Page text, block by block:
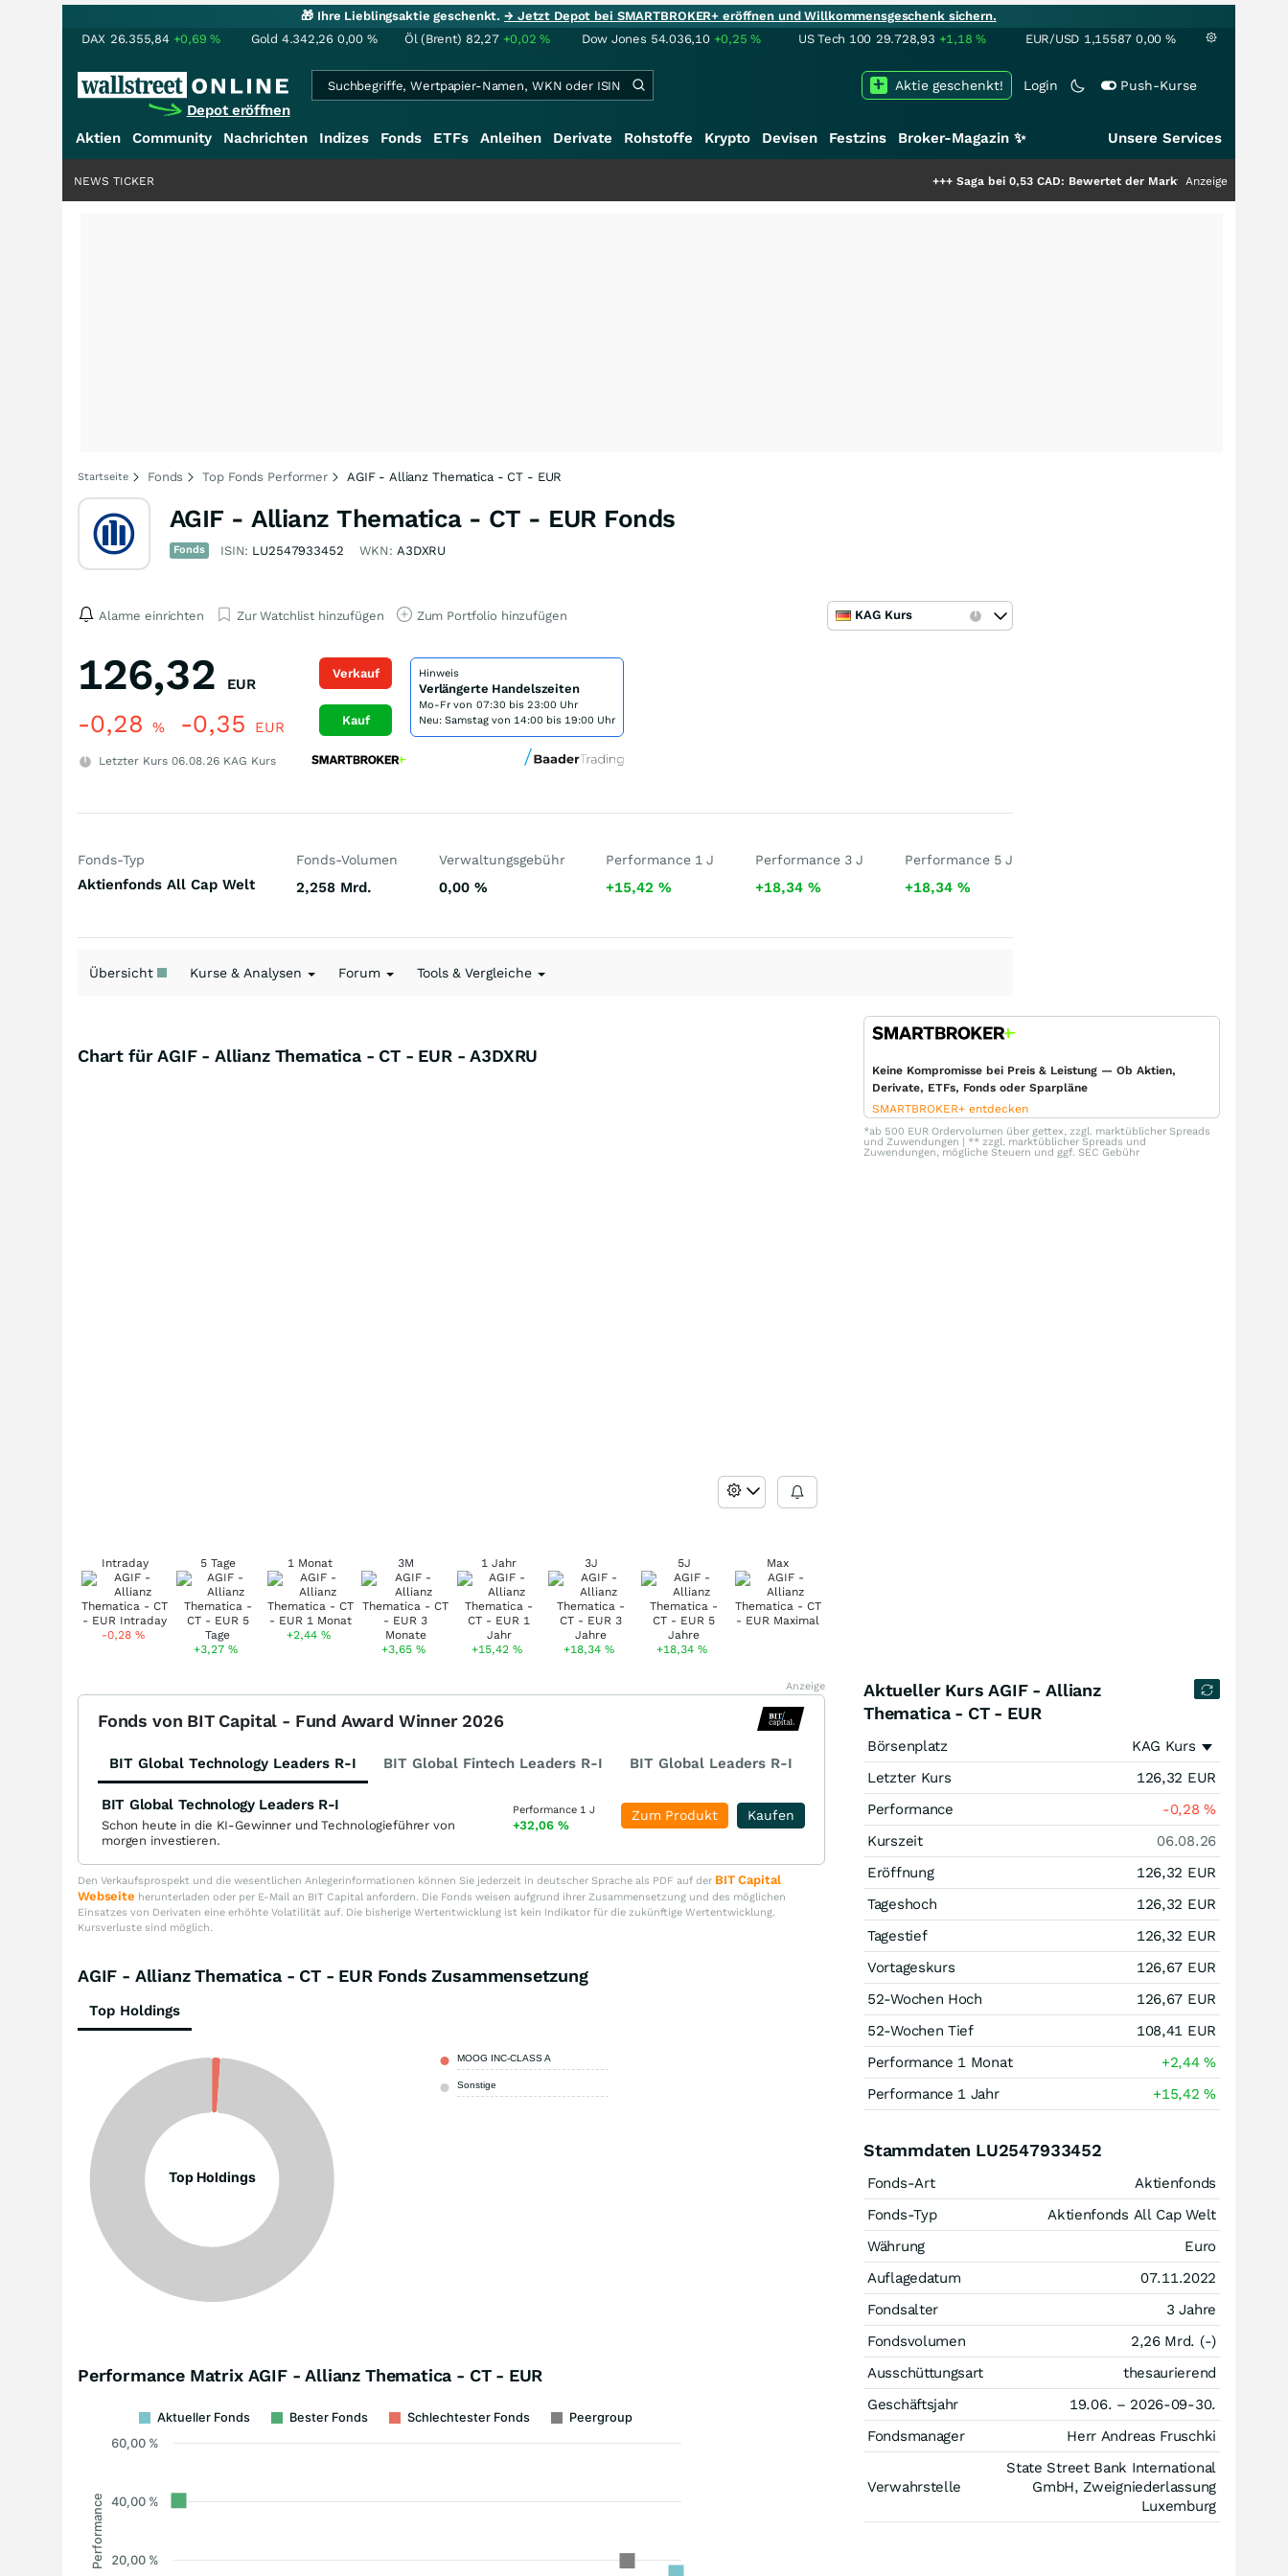
🎁 Ihre Lieblingsaktie geschenkt.→ Jetzt Depot bei SMARTBROKER+ eröffnen und Willkommensgeschenk sichern.
DAX 26.355,84 +0,69% Gold 4.342,26 0,00 % Öl (Brent) 82,27 +0,02% Dow Jones 54.036,10 +0,25% US Tech 100 29.728,93 +1,18% EUR/USD 1,15587 0,00 %
Depot eröffnen
Login Push-Kurse
Aktie geschenkt!
Aktien Community Nachrichten Indizes Fonds ETFs Anleihen Derivate Rohstoffe Krypto Devisen Festzins Broker-Magazin ✨ Unsere Services
Saga bei 0,53 CAD: Bewertet der Markt noch immer nur die Hälfte
Anzeige
NEWS TICKER
Startseite Fonds Top Fonds Performer AGIF - Allianz Thematica - CT - EUR
AGIF - Allianz Thematica - CT - EUR Fonds
Fonds ISIN: LU2547933452 WKN: A3DXRU
Alarme einrichten Zur Watchlist hinzufügen Zum Portfolio hinzufügen KAG Kurs
126,32 EUR
-0,28 % -0,35 EUR
Letzter Kurs 06.08.26 KAG Kurs
Verkauf
Kauf
Hinweis
Verlängerte Handelszeiten
Mo-Fr von 07:30 bis 23:00 Uhr
Neu: Samstag von 14:00 bis 19:00 Uhr
Fonds-Typ
Aktienfonds All Cap Welt
Fonds-Volumen
2,258 Mrd.
Verwaltungsgebühr
0,00 %
Performance 1 J
+15,42%
Performance 3 J
+18,34%
Performance 5 J
+18,34 %
Übersicht Kurse & Analysen Forum Tools & Vergleiche
Chart für AGIF - Allianz Thematica - CT - EUR - A3DXRU
Intraday
-0,28 %
5 Tage
+3,27%
1 Monat
+2,44 %
3M
+3,65%
1 Jahr
+15,42%
3J
+18,34%
5J
+18,34%
Max
Keine Kompromisse bei Preis & Leistung — Ob Aktien,
Derivate, ETFs, Fonds oder Sparpläne
SMARTBROKER+ entdecken
*ab 500 EUR Ordervolumen über gettex, zzgl. marktüblicher Spreads
und Zuwendungen | ** zzgl. marktüblicher Spreads und
Zuwendungen, mögliche Steuern und ggf. SEC Gebühr
Anzeige
Fonds von BIT Capital - Fund Award Winner 2026
BIT Global Technology Leaders R-I BIT Global Fintech Leaders R-I BIT Global Leaders R-I
BIT Global Technology Leaders R-I
Schon heute in die KI-Gewinner und Technologieführer von
morgen investieren.
Performance 1 J
+32,06 %
Kaufen
Zum Produkt
Den Verkaufsprospekt und die wesentlichen Anlegerinformationen können Sie jederzeit in deutscher Sprache als PDF auf der BIT Capital
Webseite herunterladen oder per E-Mail an BIT Capital anfordern. Die Fonds weisen aufgrund ihrer Zusammensetzung und des möglichen
Einsatzes von Derivaten eine erhöhte Volatilität auf. Die bisherige Wertentwicklung ist kein Indikator für die zukünftige Wertentwicklung.
Kursverluste sind möglich.
AGIF - Allianz Thematica - CT - EUR Fonds Zusammensetzung
Top Holdings
Top Holdings
MOOG INC-CLASS A
Sonstige
Performance Matrix AGIF - Allianz Thematica - CT - EUR
Performance
Aktueller Fonds Bester Fonds Schlechtester Fonds Peergroup
20,00 %
40,00 %
60,00 %
Aktueller Kurs AGIF - Allianz
Thematica - CT - EUR
Börsenplatz
KAG Kurs
Letzter Kurs
126,32 EUR
Performance
-0,28%
Kurszeit
06.08.26
Eröffnung
126,32 EUR
Tageshoch
126,32 EUR
Tagestief
126,32 EUR
Vortageskurs
126,67 EUR
52-Wochen Hoch
126,67 EUR
52-Wochen Tief
108,41 EUR
Performance 1 Monat
+2,44%
Performance 1 Jahr
+15,42%
Stammdaten LU2547933452
Fonds-Art
Aktienfonds
Fonds-Typ
Aktienfonds All Cap Welt
Währung
Euro
Auflagedatum
07.11.2022
Fondsalter
3 Jahre
Fondsvolumen
2,26 Mrd. (-)
Ausschüttungsart
thesaurierend
Geschäftsjahr
19.06. – 2026-09-30.
Fondsmanager
Herr Andreas Fruschki
Verwahrstelle
State Street Bank International
GmbH, Zweigniederlassung
Luxemburg